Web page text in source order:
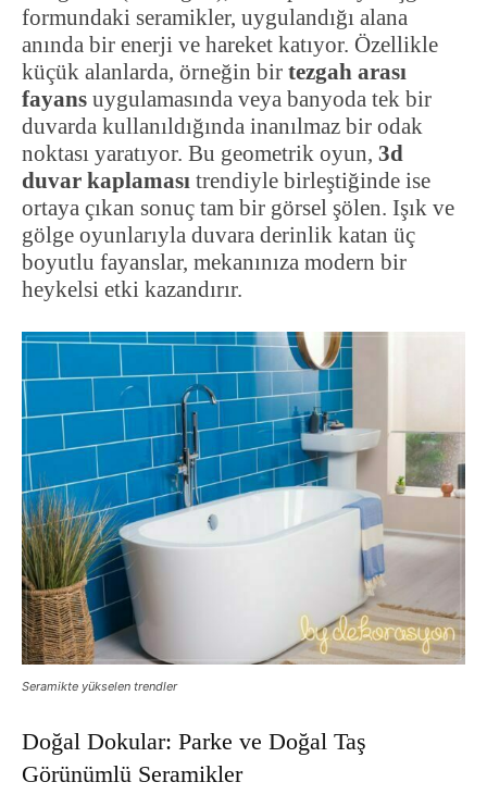
formundaki seramikler, uygulandığı alana
anında bir enerji ve hareket katıyor. Özellikle
küçük alanlarda, örneğin bir tezgah arası
fayans uygulamasında veya banyoda tek bir
duvarda kullanıldığında inanılmaz bir odak
noktası yaratıyor. Bu geometrik oyun, 3d
duvar kaplaması trendiyle birleştiğinde ise
ortaya çıkan sonuç tam bir görsel şölen. Işık ve
gölge oyunlarıyla duvara derinlik katan üç
boyutlu fayanslar, mekanınıza modern bir
heykelsi etki kazandırır.
Seramikte yükselen trendler
Doğal Dokular: Parke ve Doğal Taş
Görünümlü Seramikler